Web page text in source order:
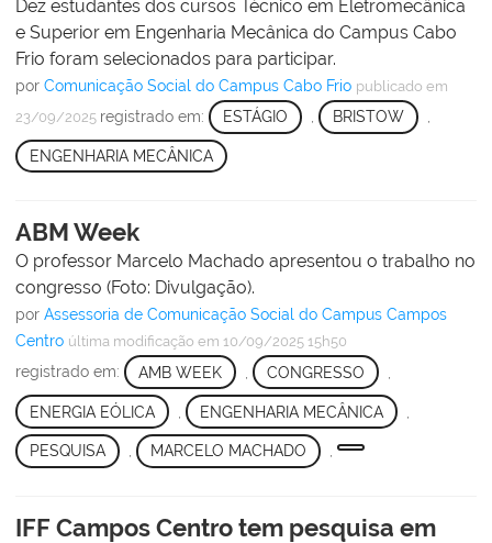
Dez estudantes dos cursos Técnico em Eletromecânica
e Superior em Engenharia Mecânica do Campus Cabo
Frio foram selecionados para participar.
por Comunicação Social do Campus Cabo Frio publicado em
23/09/2025 registrado em: ESTÁGIO , BRISTOW ,
ENGENHARIA MECÂNICA
ABM Week
O professor Marcelo Machado apresentou o trabalho no
congresso (Foto: Divulgação).
por Assessoria de Comunicação Social do Campus Campos
Centro última modificação em 10/09/2025 15h50
registrado em: AMB WEEK CONGRESSO
ENERGIA EÓLICA ENGENHARIA MECÂNICA
PESQUISA , MARCELO MACHADO ,
IFF Campos Centro tem pesquisa em